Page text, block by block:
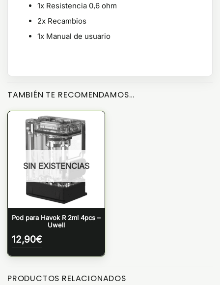
1x Resistencia 0,6 ohm
2x Recambios
1x Manual de usuario
TAMBIÉN TE RECOMENDAMOS…
SIN EXISTENCIAS
Pod para Havok R 2ml 4pcs –
Uwell
12,90€
PRODUCTOS RELACIONADOS